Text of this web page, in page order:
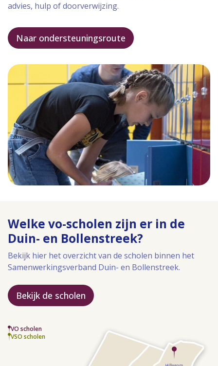
advies, hulp of doorverwijzing.
Naar ondersteuningsroute
Welke vo-scholen zijn er in de
Duin- en Bollenstreek?
Bekijk hier het overzicht van de scholen binnen het
Samenwerkingsverband Duin- en Bollenstreek.
Bekijk de scholen
VO scholen
VSO scholen